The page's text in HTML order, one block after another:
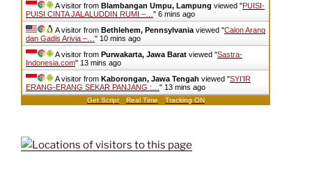
A visitor from Blambangan Umpu, Lampung viewed "PUISI-
PUISI CINTA JALALUDDIN RUMI –… " 6 mins ago
A visitor from Bethlehem, Pennsylvania viewed "Calon Arang
dan Gadis Arivia –… " 10 mins ago
A visitor from Purwakarta, Jawa Barat viewed "Sastra-
Indonesia.com" 13 mins ago
A visitor from Kaborongan, Jawa Tengah viewed "SYI’IR
ERANG-ERANG SEKAR PANJANG :… " 13 mins ago
Get Script Real Time Tracking ON